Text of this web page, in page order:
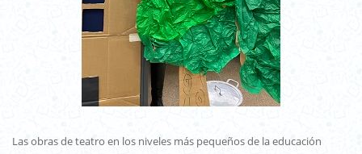
Las obras de teatro en los niveles más pequeños de la educación